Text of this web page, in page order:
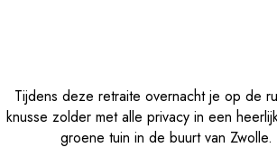
Tijdens deze retraite overnacht je op de
knusse zolder met alle privacy in een
groene tuin in de buurt van Zwolle.